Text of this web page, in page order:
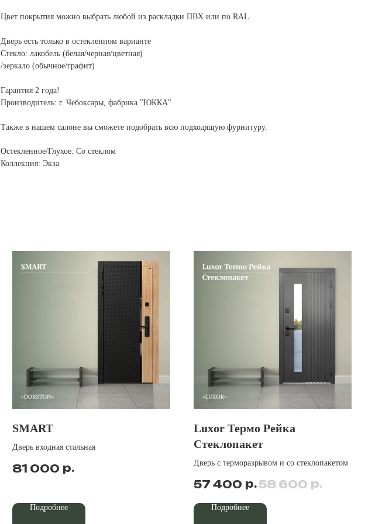
Цвет покрытия можно выбрать любой из раскладки ПВХ или по RAL.
Дверь есть только в остекленном варианте
Стекло: лакобель (белая/черная/цветная)
/зеркало (обычное/графит)
Гарантия 2 года!
Производитель: г. Чебоксары, фабрика "ЮККА"
Также в нашем салоне вы сможете подобрать всю подходящую фурнитуру.
Остекленное/Глухое: Со стеклом
Коллекция: Экза
SMART
Дверь входная стальная
81 000 р.
Подробнее
Luxor Термо Рейка
Стеклопакет
Дверь с терморазрывом и со стеклопакетом
57 400 р.58 600 р.
Подробнее